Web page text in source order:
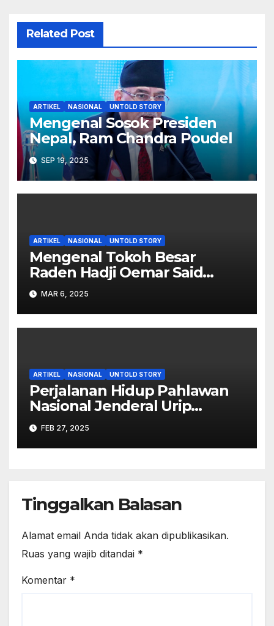
Related Post
ARTIKEL NASIONAL UNTOLD STORY
Mengenal Sosok Presiden
Nepal, Ram Chandra Poudel
SEP 19, 2025
ARTIKEL NASIONAL UNTOLD STORY
Mengenal Tokoh Besar
Raden Hadji Oemar Said
Tjokroaminoto
MAR 6, 2025
ARTIKEL NASIONAL UNTOLD STORY
Perjalanan Hidup Pahlawan
Nasional Jenderal Urip
Sumoharjo
FEB 27, 2025
Tinggalkan Balasan
Alamat email Anda tidak akan dipublikasikan.
Ruas yang wajib ditandai *
Komentar *